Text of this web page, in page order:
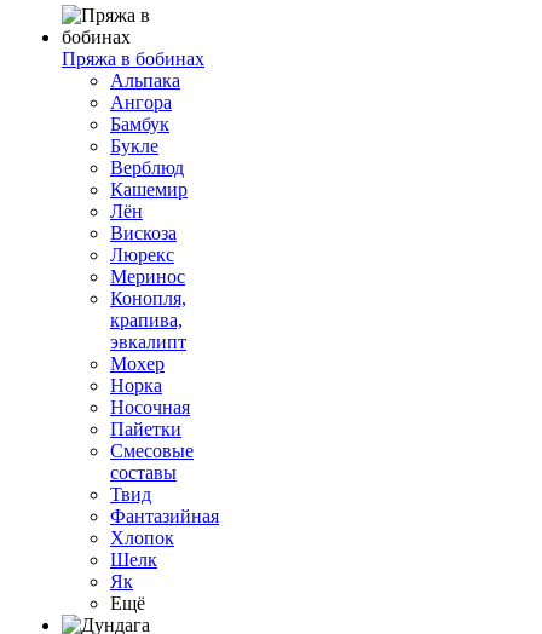
Пряжа в бобинах
Альпака
Ангора
Бамбук
Букле
Верблюд
Кашемир
Лён
Вискоза
Люрекс
Меринос
Конопля,
крапива,
эвкалипт
Мохер
Норка
Носочная
Пайетки
Смесовые
составы
Твид
Фантазийная
Хлопок
Шелк
Як
Ещё